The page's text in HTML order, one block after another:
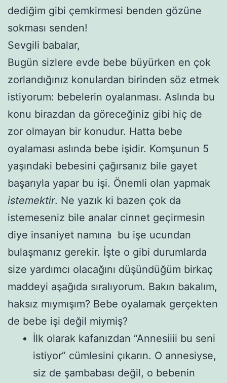
dediğim gibi çemkirmesi benden gözüne
sokması senden!
Sevgili babalar,
Bugün sizlere evde bebe büyürken en çok
zorlandığınız konulardan birinden söz etmek
istiyorum: bebelerin oyalanması. Aslında bu
konu birazdan da göreceğiniz gibi hiç de
zor olmayan bir konudur. Hatta bebe
oyalaması aslında bebe işidir. Komşunun 5
yaşındaki bebesini çağırsanız bile gayet
başarıyla yapar bu işi. Önemli olan yapmak
istemektir. Ne yazık ki bazen çok da
istemeseniz bile analar cinnet geçirmesin
diye insaniyet namına bu işe ucundan
bulaşmanız gerekir. İşte o gibi durumlarda
size yardımcı olacağını düşündüğüm birkaç
maddeyi aşağıda sıralıyorum. Bakın bakalım,
haksız mıymışım? Bebe oyalamak gerçekten
de bebe işi değil miymiş?
İlk olarak kafanızdan “Annesiiii bu seni
istiyor” cümlesini çıkarın. O annesiyse,
siz de şambabası değil, o bebenin